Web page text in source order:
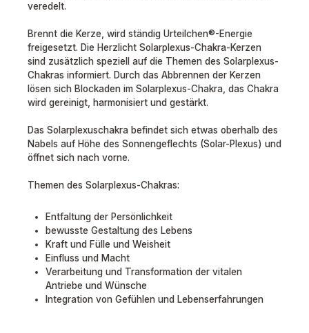
veredelt.
Brennt die Kerze, wird ständig Urteilchen®-Energie
freigesetzt. Die Herzlicht Solarplexus-Chakra-Kerzen
sind zusätzlich speziell auf die Themen des Solarplexus-
Chakras informiert. Durch das Abbrennen der Kerzen
lösen sich Blockaden im Solarplexus-Chakra, das Chakra
wird gereinigt, harmonisiert und gestärkt.
Das Solarplexuschakra befindet sich etwas oberhalb des
Nabels auf Höhe des Sonnengeflechts (Solar-Plexus) und
öffnet sich nach vorne.
Themen des Solarplexus-Chakras:
Entfaltung der Persönlichkeit
bewusste Gestaltung des Lebens
Kraft und Fülle und Weisheit
Einfluss und Macht
Verarbeitung und Transformation der vitalen
Antriebe und Wünsche
Integration von Gefühlen und Lebenserfahrungen